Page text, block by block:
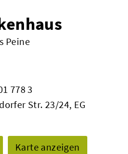
Peine
778 3
Str. 23/24, EG
Karte anzeigen